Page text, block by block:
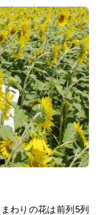
わりの花は前列5列